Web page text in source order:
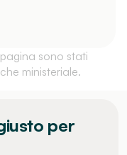
sono stati
ministeriale.
per